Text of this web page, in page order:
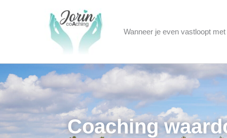
Wanneer je even vastloopt met
Coaching